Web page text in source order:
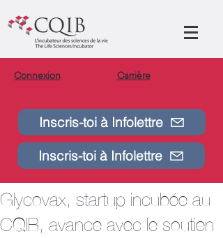
Connexion Carrière
Inscris-toi à Infolettre
Inscris-toi à Infolettre
Vaccin contre la Pa :
Glycovax, startup incubée au
CQIB, avance avec le soutien
Bradim Safar-Remali
8 oct. 2025 3 min de lecture